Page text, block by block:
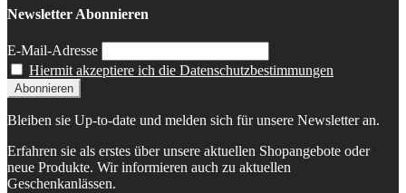
Newsletter Abonnieren
E-Mail-Adresse
Hiermit akzeptiere ich die Datenschutzbestimmungen
Bleiben sie Up-to-date und melden sich für unsere Newsletter an.
Erfahren sie als erstes über unsere aktuellen Shopangebote oder
neue Produkte. Wir informieren auch zu aktuellen
Geschenkanlässen.